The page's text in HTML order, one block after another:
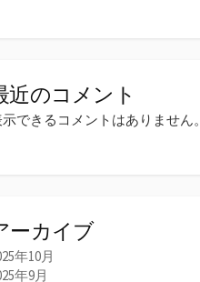
近のコメント
できるコメントはありません。
ーカイブ
年10月
年9月